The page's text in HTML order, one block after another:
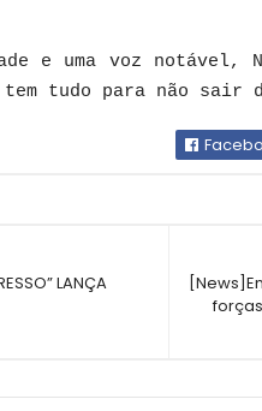
e uma voz notável,
tem tudo para não sair
LANÇA